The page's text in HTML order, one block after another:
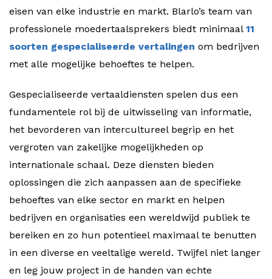
eisen van elke industrie en markt. Blarlo’s team van
professionele moedertaalsprekers biedt minimaal 11
soorten gespecialiseerde vertalingen om bedrijven
met alle mogelijke behoeftes te helpen.
Gespecialiseerde vertaaldiensten spelen dus een
fundamentele rol bij de uitwisseling van informatie,
het bevorderen van intercultureel begrip en het
vergroten van zakelijke mogelijkheden op
internationale schaal. Deze diensten bieden
oplossingen die zich aanpassen aan de specifieke
behoeftes van elke sector en markt en helpen
bedrijven en organisaties een wereldwijd publiek te
bereiken en zo hun potentieel maximaal te benutten
in een diverse en veeltalige wereld. Twijfel niet langer
en leg jouw project in de handen van echte